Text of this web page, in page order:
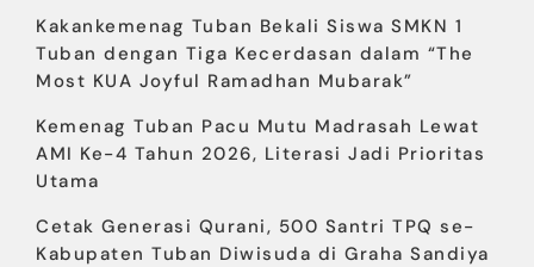
Kakankemenag Tuban Bekali Siswa SMKN 1
Tuban dengan Tiga Kecerdasan dalam “The
Most KUA Joyful Ramadhan Mubarak”
Kemenag Tuban Pacu Mutu Madrasah Lewat
AMI Ke-4 Tahun 2026, Literasi Jadi Prioritas
Utama
Cetak Generasi Qurani, 500 Santri TPQ se-
Kabupaten Tuban Diwisuda di Graha Sandiya